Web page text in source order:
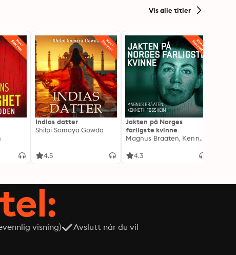
Vis alle titler
Indias datter
Shilpi Somaya Gowda
4.5
Jakten på Norges
farligste kvinne
Magnus Braaten, Kenneth Fossheim
4.3
visning) Avslutt når du vil